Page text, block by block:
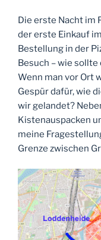
Die erste Nacht im
der erste Einkauf
Bestellung in der
Besuch – wie sollte
Wenn man vor Ort
Gespür dafür, wie
wir gelandet?
Kistenauspacken
meine
Grenze zwischen